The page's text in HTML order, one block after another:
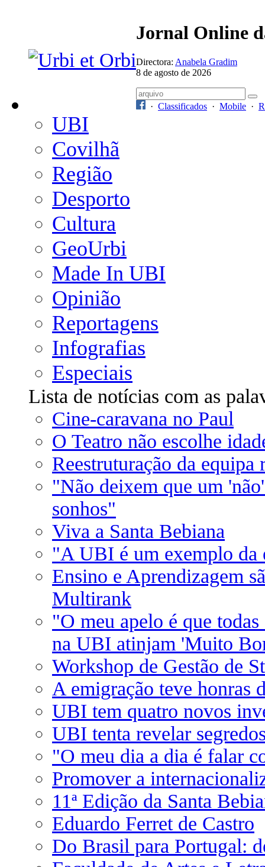
Jornal Online
Directora: Anabela Gradim
8 de agosto de 2026
· Classificados · Mobile ·
UBI
Covilhã
Região
Desporto
Cultura
GeoUrbi
Made In UBI
Opinião
Reportagens
Infografias
Especiais
Lista de notícias com as
Cine-caravana no Paul
O Teatro não escolhe
Reestruturação da
"Não deixem que um
sonhos"
Viva a Santa Bebiana
"A UBI é um exemplo da
Ensino e Aprendizagem
Multirank
"O meu apelo é que
na UBI atinjam 'Muito
Workshop de Gestão de
A emigração teve honras
UBI tem quatro novos
UBI tenta revelar
"O meu dia a dia é falar
Promover a
11ª Edição da Santa
Eduardo Ferret de Castro
Do Brasil para Portugal: